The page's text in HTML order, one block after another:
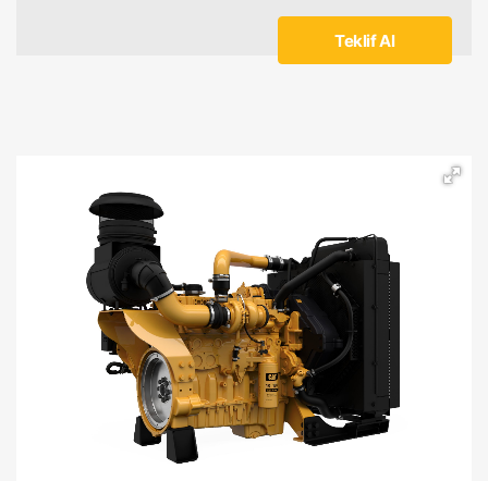
Teklif Al